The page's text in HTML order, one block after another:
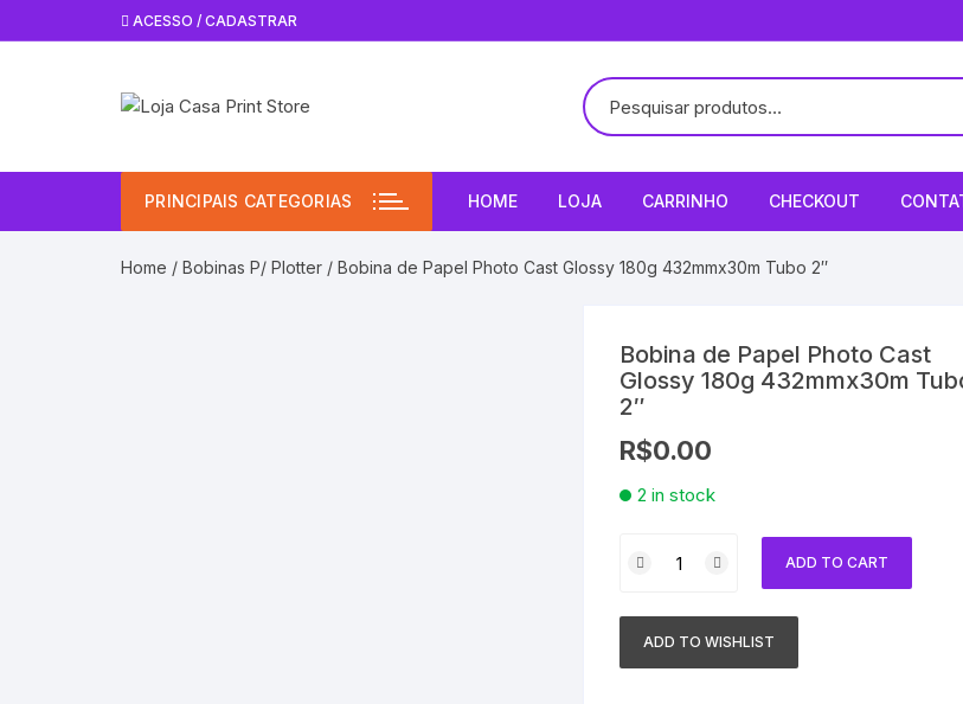
para
ACESSO / CADASTRAR
PRINCIPAIS CATEGORIAS HOME LOJA CARRINHO CHECKOUT
Home / Bobinas P/ Plotter / Bobina de Papel Photo Cast Glossy 180g 432mmx30m Tubo 2″
Bobina de Papel Photo Cast
Glossy 180g 432mmx30m
2″
R$0.00
2 in stock
de
Photo
ADD TO CART
ADD TO WISHLIST